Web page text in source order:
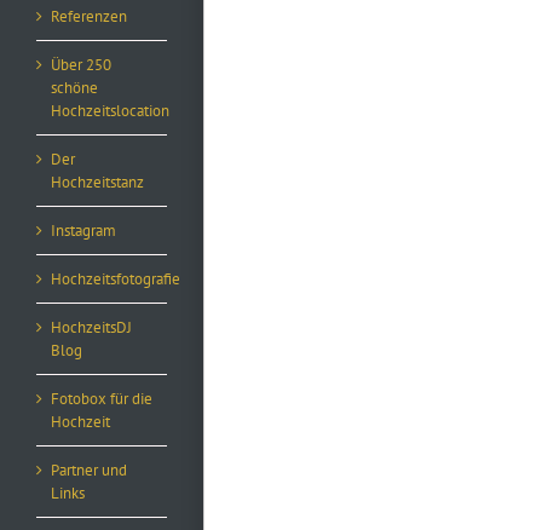
Referenzen
Über 250
schöne
Hochzeitslocation
Der
Hochzeitstanz
Instagram
Hochzeitsfotografie
HochzeitsDJ
Blog
Fotobox für die
Hochzeit
Partner und
Links